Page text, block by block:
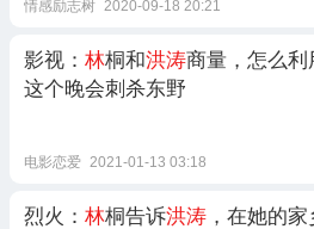
情感励志树 2020-09-18 20:21
影视： 林桐和洪涛商量，怎么利
这个晚会刺杀东野
电影恋爱 2021-01-13 03:18
烈火： 林桐告诉洪涛 ，在她的家